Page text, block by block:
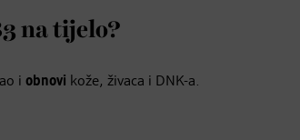
na tijelo?
i obnovi kože, živaca i DNK-a.